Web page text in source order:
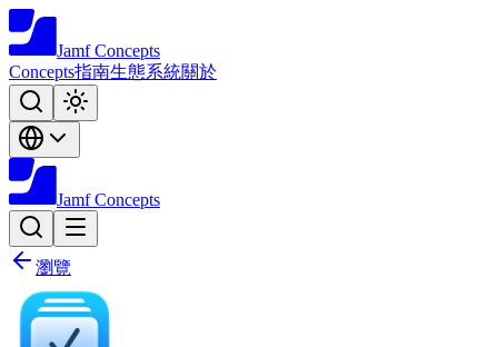
Jamf Concepts
Concepts指南生態系統關於
Jamf Concepts
瀏覽